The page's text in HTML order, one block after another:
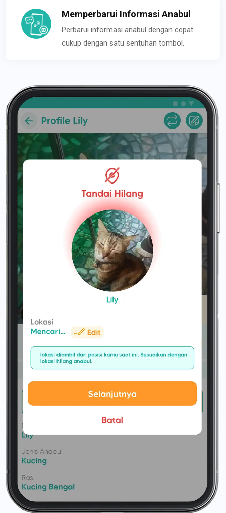
Memperbarui Informasi Anabul
Perbarui informasi anabul dengan cepat
cukup dengan satu sentuhan tombol.